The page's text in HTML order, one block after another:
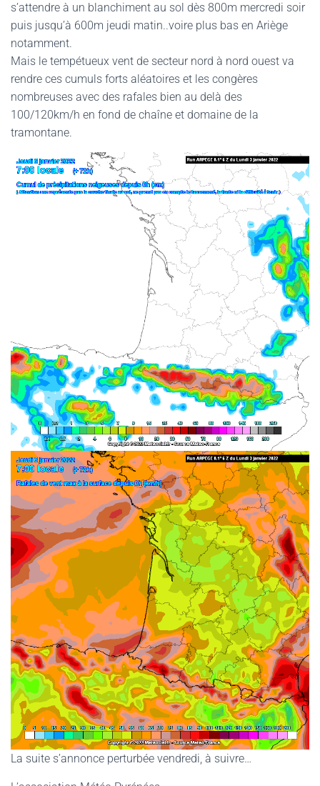
s’attendre à un blanchiment au sol dès 800m mercredi soir
puis jusqu’à 600m jeudi matin..voire plus bas en Ariège
notamment.
Mais le tempétueux vent de secteur nord à nord ouest va
rendre ces cumuls forts aléatoires et les congères
nombreuses avec des rafales bien au delà des
100/120km/h en fond de chaîne et domaine de la
tramontane.
La suite s’annonce perturbée vendredi, à suivre…